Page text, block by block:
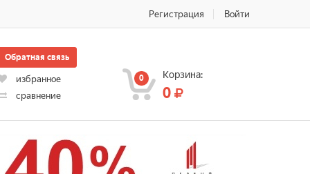
Регистрация Войти
Обратная связь
избранное
сравнение
0 Корзина:
0